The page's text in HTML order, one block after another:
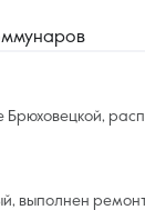
выполнен